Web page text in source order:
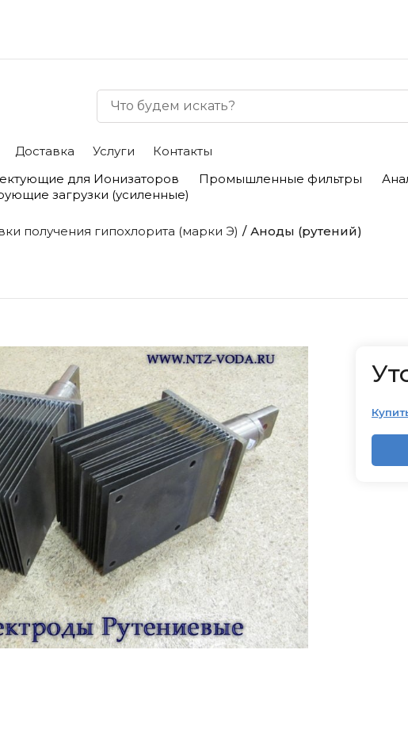
Доставка Услуги Контакты
для Ионизаторов Промышленные фильтры
загрузки (усиленные)
получения гипохлорита (марки Э) Аноды (рутений)